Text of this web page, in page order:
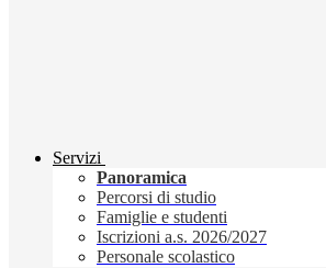
Servizi
Panoramica
Percorsi di studio
Famiglie e studenti
Iscrizioni a.s. 2026/2027
Personale scolastico